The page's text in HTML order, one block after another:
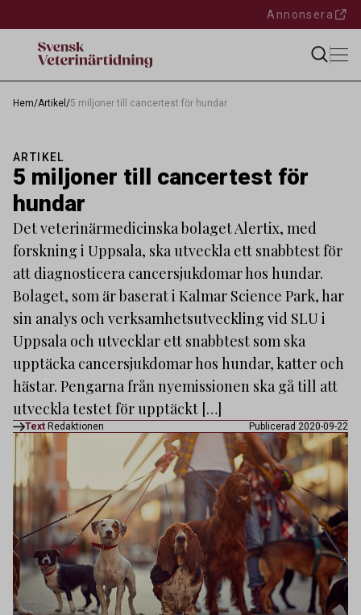
Annonsera
Hem/Artikel /5 miljoner till cancertest för hundar
ARTIKEL
5 miljoner till cancertest för
hundar
Det veterinärmedicinska bolaget Alertix, med
forskning i Uppsala, ska utveckla ett snabbtest för
att diagnosticera cancersjukdomar hos hundar.
Bolaget, som är baserat i Kalmar Science Park, har
sin analys och verksamhetsutveckling vid SLU i
Uppsala och utvecklar ett snabbtest som ska
upptäcka cancersjukdomar hos hundar, katter och
hästar. Pengarna från nyemissionen ska gå till att
utveckla testet för upptäckt […]
Text Redaktionen Publicerad 2020-09-22